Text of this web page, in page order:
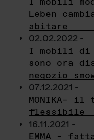
Leben
abitare
02.02.2022 -
I mobili di
sono ora
negozio
07.12.2021 -
MONIKA–
flessibile
16.11.2021 -
EMMA –